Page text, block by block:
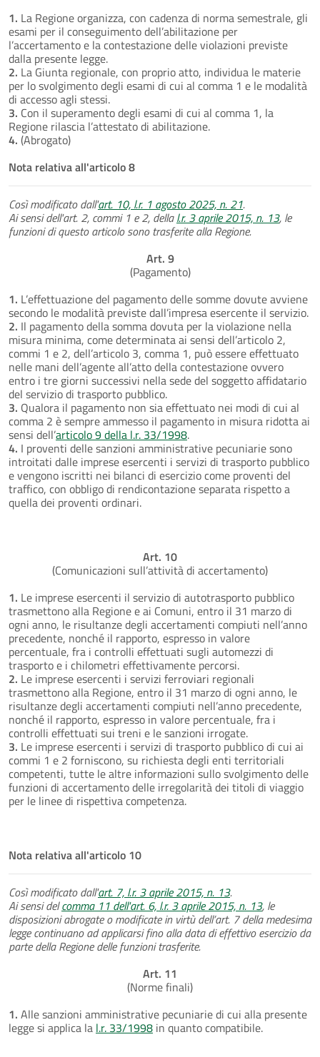
1. La Regione organizza, con cadenza di norma semestrale, gli
esami per il conseguimento dell’abilitazione per
l’accertamento e la contestazione delle violazioni previste
dalla presente legge.
2. La Giunta regionale, con proprio atto, individua le materie
per lo svolgimento degli esami di cui al comma 1 e le modalità
di accesso agli stessi.
3. Con il superamento degli esami di cui al comma 1, la
Regione rilascia l’attestato di abilitazione.
4. (Abrogato)
Nota relativa all'articolo 8
Così modificato dall'art. 10, l.r. 1 agosto 2025, n. 21.
Ai sensi dell'art. 2, commi 1 e 2, dellal.r. 3 aprile 2015, n. 13, le
funzioni di questo articolo sono trasferite alla Regione.
Art. 9
(Pagamento)
1. L’effettuazione del pagamento delle somme dovute avviene
secondo le modalità previste dall’impresa esercente il servizio.
2. Il pagamento della somma dovuta per la violazione nella
misura minima, come determinata ai sensi dell’articolo 2,
commi 1 e 2, dell’articolo 3, comma 1, può essere effettuato
nelle mani dell’agente all’atto della contestazione ovvero
entro i tre giorni successivi nella sede del soggetto affidatario
del servizio di trasporto pubblico.
3. Qualora il pagamento non sia effettuato nei modi di cui al
comma 2 è sempre ammesso il pagamento in misura ridotta ai
sensi dell’articolo 9 della l.r. 33/1998.
4. I proventi delle sanzioni amministrative pecuniarie sono
introitati dalle imprese esercenti i servizi di trasporto pubblico
e vengono iscritti nei bilanci di esercizio come proventi del
traffico, con obbligo di rendicontazione separata rispetto a
quella dei proventi ordinari.
Art. 10
(Comunicazioni sull’attività di accertamento)
1. Le imprese esercenti il servizio di autotrasporto pubblico
trasmettono alla Regione e ai Comuni, entro il 31 marzo di
ogni anno, le risultanze degli accertamenti compiuti nell’anno
precedente, nonché il rapporto, espresso in valore
percentuale, fra i controlli effettuati sugli automezzi di
trasporto e i chilometri effettivamente percorsi.
2. Le imprese esercenti i servizi ferroviari regionali
trasmettono alla Regione, entro il 31 marzo di ogni anno, le
risultanze degli accertamenti compiuti nell’anno precedente,
nonché il rapporto, espresso in valore percentuale, fra i
controlli effettuati sui treni e le sanzioni irrogate.
3. Le imprese esercenti i servizi di trasporto pubblico di cui ai
commi 1 e 2 forniscono, su richiesta degli enti territoriali
competenti, tutte le altre informazioni sullo svolgimento delle
funzioni di accertamento delle irregolarità dei titoli di viaggio
per le linee di rispettiva competenza.
Nota relativa all'articolo 10
Così modificato dall'art. 7, l.r. 3 aprile 2015, n. 13.
Ai sensi delcomma 11 dell'art. 6, l.r. 3 aprile 2015, n. 13, le
disposizioni abrogate o modificate in virtù dell’art. 7 della medesima
legge continuano ad applicarsi fino alla data di effettivo esercizio da
parte della Regione delle funzioni trasferite.
Art. 11
(Norme finali)
1. Alle sanzioni amministrative pecuniarie di cui alla presente
legge si applica la l.r. 33/1998 in quanto compatibile.